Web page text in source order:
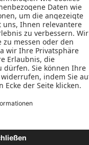
Kontakt